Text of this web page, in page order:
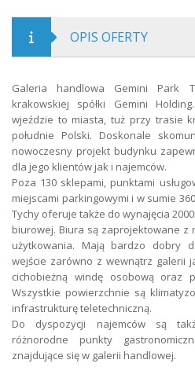
Parking
OPIS OFERTY
Galeria handlowa Gemini Park
krakowskiej spółki Gemini
wjeździe to miasta, tuż przy trasie
południe Polski. Doskonale
nowoczesny projekt budynku
dla jego klientów jak i najemców.
Poza 130 sklepami, punktami
miejscami parkingowymi i w sumie
Tychy oferuje także do wynajęcia
biurowej. Biura są zaprojektowane z
użytkowania. Mają bardzo dobry
wejście zarówno z wewnątrz galerii
cichobieżną windę osobową oraz
Wszystkie powierzchnie są
infrastrukturę teletechniczną.
Do dyspozycji najemców są
różnorodne punkty
znajdujące się w galerii handlowej.